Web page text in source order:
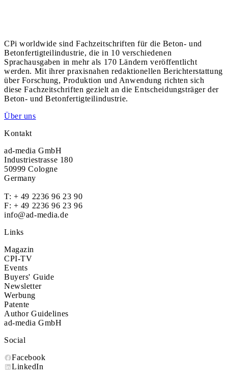
CPi worldwide sind Fachzeitschriften für die Beton- und
Betonfertigteilindustrie, die in 10 verschiedenen
Sprachausgaben in mehr als 170 Ländern veröffentlicht
werden. Mit ihrer praxisnahen redaktionellen Berichterstattung
über Forschung, Produktion und Anwendung richten sich
diese Fachzeitschriften gezielt an die Entscheidungsträger der
Beton- und Betonfertigteilindustrie.
Über uns
Kontakt
ad-media GmbH
Industriestrasse 180
50999 Cologne
Germany
T: + 49 2236 96 23 90
F: + 49 2236 96 23 96
info@ad-media.de
Links
Magazin
CPI-TV
Events
Buyers' Guide
Newsletter
Werbung
Patente
Author Guidelines
ad-media GmbH
Social
Facebook
LinkedIn